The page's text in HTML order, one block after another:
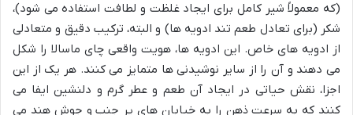
(که معمولاً شیر کامل برای ایجاد غلظت و لطافت استفاده می شود)،
شکر (برای تعادل طعم تند ادویه ها) و البته، ترکیب دقیق و متعادلی
از ادویه های خاص. این ادویه ها، هویت واقعی چای ماسالا را شکل
می دهند و آن را از سایر نوشیدنی ها متمایز می کنند. هر یک از این
اجزا، نقش حیاتی در ایجاد آن طعم و عطر گرم و دلنشین ایفا می
کنند که به سرعت ذهن را به خیابان های پر جنب و جوش هند می